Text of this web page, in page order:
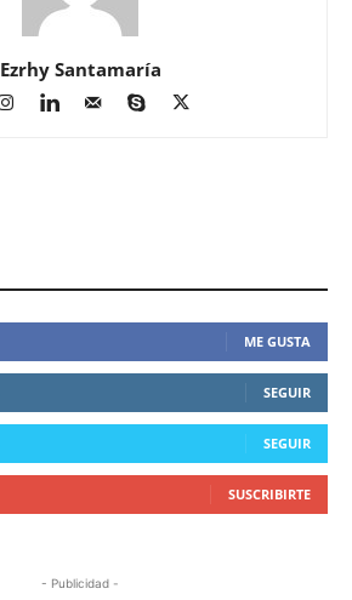
Ezrhy Santamaría
ME GUSTA
SEGUIR
SEGUIR
SUSCRIBIRTE
- Publicidad -